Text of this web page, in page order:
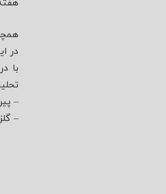
در
با
–
–